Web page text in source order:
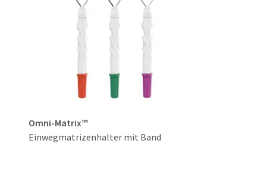
Omni-Matrix™
Einwegmatrizenhalter mit Band